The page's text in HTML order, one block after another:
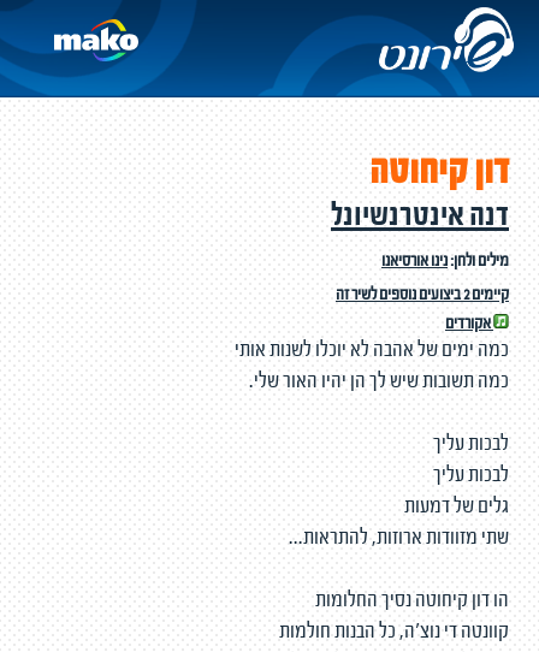
דון קיחוטה
דנה אינטרנשיונל
מילים ולחן:נינו אורסיאנו
קיימים 2 ביצועים נוספים לשיר זה
אקורדים
כמה ימים של אהבה לא יוכלו לשנות אותי
כמה תשובות שיש לך הן יהיו האור שלי.
לבכות עליך
לבכות עליך
גלים של דמעות
שתי מזוודות ארוזות, להתראות...
הו דון קיחוטה נסיך החלומות
קוונטה די נוצ'ה, כל הבנות חולמות